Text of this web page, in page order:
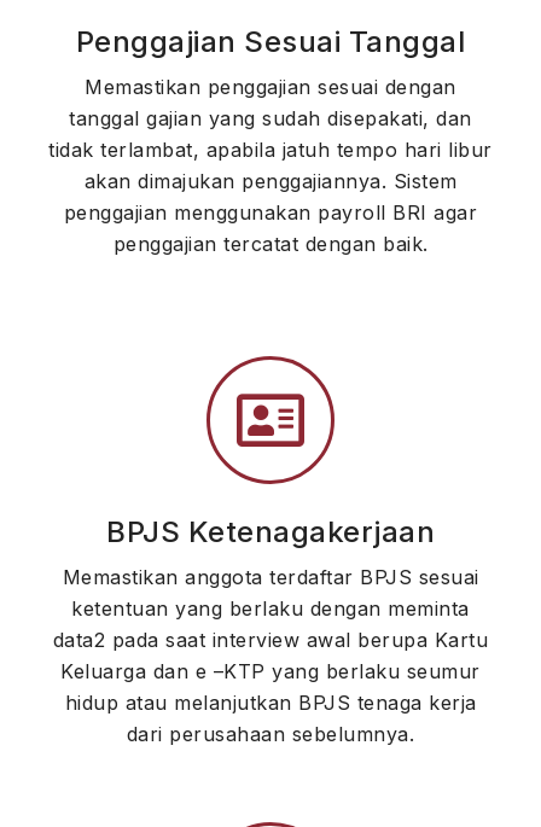
Penggajian Sesuai Tanggal
Memastikan penggajian sesuai dengan
tanggal gajian yang sudah disepakati, dan
tidak terlambat, apabila jatuh tempo hari libur
akan dimajukan penggajiannya. Sistem
penggajian menggunakan payroll BRI agar
penggajian tercatat dengan baik.
BPJS Ketenagakerjaan
Memastikan anggota terdaftar BPJS sesuai
ketentuan yang berlaku dengan meminta
data2 pada saat interview awal berupa Kartu
Keluarga dan e –KTP yang berlaku seumur
hidup atau melanjutkan BPJS tenaga kerja
dari perusahaan sebelumnya.